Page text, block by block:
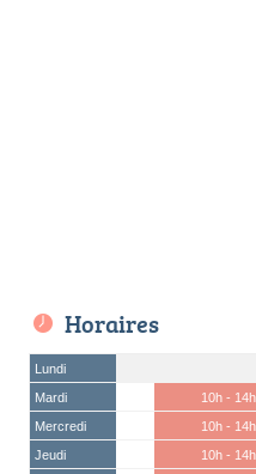
Horaires
Lundi
Mardi
10h - 14h
Mercredi
10h - 14h
Jeudi
10h - 14h